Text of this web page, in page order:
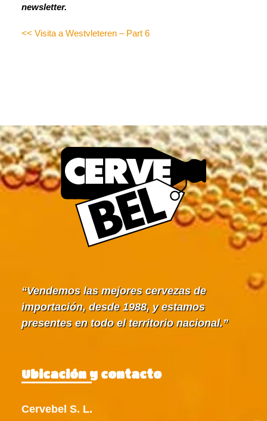
newsletter.
<< Visita a Westvleteren – Part 6
Vendemos las mejores cervezas de
importación, desde 1988, y estamos
presentes en todo el territorio nacional.
Ubicación y contacto
Cervebel S. L.